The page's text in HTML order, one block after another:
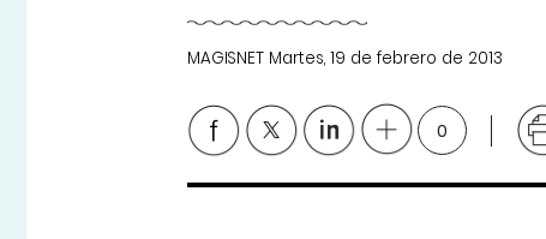
MAGISNET Martes, 19 de febrero de 2013
0